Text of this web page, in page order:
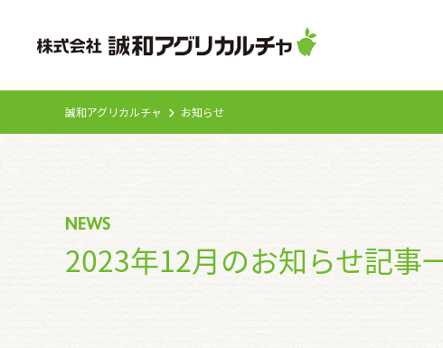
誠和アグリカルチャ お知らせ
NEWS
2023年12月のお知らせ記事